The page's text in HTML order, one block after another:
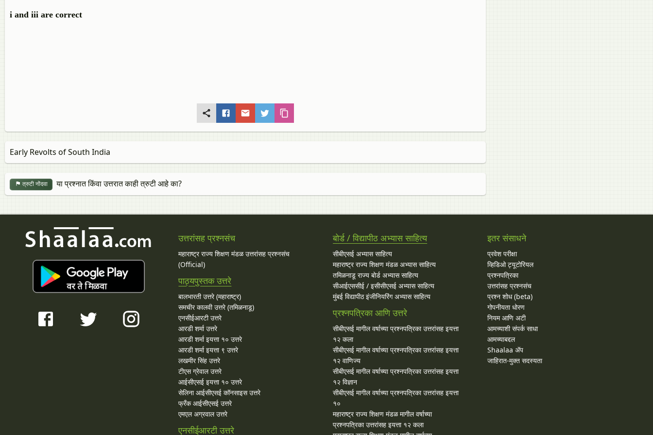
i and iii are correct
Early Revolts of South India
त्रुटी नोंदवा या प्रश्नात किंवा उत्तरात काही त्रुटी आहे का?
उत्तरांसह प्रश्नसंच
महाराष्ट्र राज्य शिक्षण मंडळ उत्तरांसह प्रश्नसंच
(Official)
पाठ्यपुस्तक उत्तरे
बालभारती उत्तरे (महाराष्ट्र)
समचीर कालवी उत्तरे (तमिळनाडू)
एनसीईआरटी उत्तरे
आरडी शर्मा उत्तरे
आरडी शर्मा इयत्ता १० उत्तरे
आरडी शर्मा इयत्ता ९ उत्तरे
लखमीर सिंह उत्तरे
टीएस ग्रेवाल उत्तरे
आईसीएसई इयत्ता १० उत्तरे
सेलिना आईसीएसई कॉनसाइस उत्तरे
फ्रँक आईसीएसई उत्तरे
एमएल अग्रवाल उत्तरे
एनसीईआरटी उत्तरे
बोर्ड / विद्यापीठ अभ्यास साहित्य
सीबीएसई अभ्यास साहित्य
महाराष्ट्र राज्य शिक्षण मंडळ अभ्यास साहित्य
तमिळनाडू राज्य बोर्ड अभ्यास साहित्य
सीआईएससीई / इसीसीएसई अभ्यास साहित्य
मुंबई विद्यापीठ इंजीनियरिंग अभ्यास साहित्य
प्रश्नपत्रिका आणि उत्तरे
सीबीएसई मागील वर्षाच्या प्रश्‍नपत्रिका उत्तरांसह इयत्ता
१२ कला
सीबीएसई मागील वर्षाच्या प्रश्‍नपत्रिका उत्तरांसह इयत्ता
१२ वाणिज्य
सीबीएसई मागील वर्षाच्या प्रश्‍नपत्रिका उत्तरांसह इयत्ता
१२ विज्ञान
सीबीएसई मागील वर्षाच्या प्रश्‍नपत्रिका उत्तरांसह इयत्ता
१०
महाराष्ट्र राज्य शिक्षण मंडळ मागील वर्षाच्या
प्रश्‍नपत्रिका उत्तरांसह इयत्ता १२ कला
इतर संसाधने
प्रवेश परीक्षा
व्हिडिओ ट्यूटोरियल
प्रश्नपत्रिका
उत्तरांसह प्रश्नसंच
प्रश्न शोध (beta)
गोपनीयता धोरण
नियम आणि अटी
आमच्याशी संपर्क साधा
आमच्याबद्दल
Shaalaa ॲप
जाहिरात-मुक्त सदस्यता